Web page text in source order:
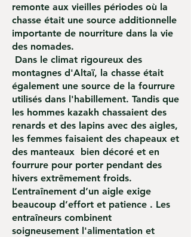
remonte aux vieilles périodes où la
chasse était une source additionnelle
importante de nourriture dans la vie
des nomades.
Dans le climat rigoureux des
montagnes d'Altaï, la chasse était
également une source de la fourrure
utilisés dans l'habillement. Tandis que
les hommes kazakh chassaient des
renards et des lapins avec des aigles,
les femmes faisaient des chapeaux et
des manteaux bien décoré et en
fourrure pour porter pendant des
hivers extrêmement froids.
L’entraînement d’un aigle exige
beaucoup d’effort et patience . Les
entraîneurs combinent
soigneusement l'alimentation et